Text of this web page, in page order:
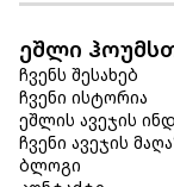
ეშლი
ჩვენს შესახებ
ჩვენი ისტორია
ეშლის ავეჯის
ჩვენი ავეჯის
ბლოგი